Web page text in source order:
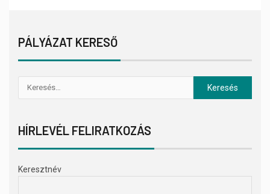
PÁLYÁZAT KERESŐ
HÍRLEVÉL FELIRATKOZÁS
Keresztnév